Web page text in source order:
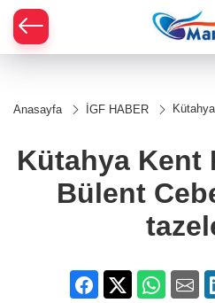
Anasayfa İGF HABER
Kütahya
Bülent
Cebeci
tazeledi
Kütahya Kent
Bülent